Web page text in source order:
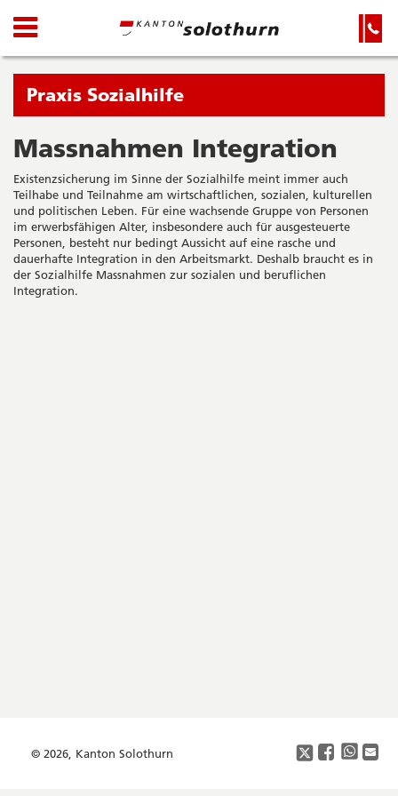
Kanton
Solothurn
Wichtige
Seiten
Startseite
Hauptnavigation
Inhalt
Sitemap
Suche
Navigation
und
Suche
Navigation
Sie
befinden
sich
gerade
in:
Praxis Sozialhilfe
Massnahmen Integration
Existenzsicherung im Sinne der Sozialhilfe meint immer auch
Teilhabe und Teilnahme am wirtschaftlichen, sozialen, kulturellen
und politischen Leben. Für eine wachsende Gruppe von Personen
im erwerbsfähigen Alter, insbesondere auch für ausgesteuerte
Personen, besteht nur bedingt Aussicht auf eine rasche und
dauerhafte Integration in den Arbeitsmarkt. Deshalb braucht es in
der Sozialhilfe Massnahmen zur sozialen und beruflichen
Integration.
© 2026, Kanton Solothurn